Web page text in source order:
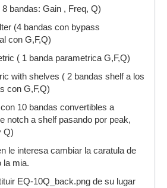
bandas: Gain , Freq, Q)
(4 bandas con bypass
con G,F,Q)
( 1 banda parametrica G,F,Q)
with shelves ( 2 bandas shelf a los
con G,F,Q)
10 bandas convertibles a
notch a shelf pasando por peak,
Q)
le interesa cambiar la caratula de
la mia.
EQ-10Q_back.png de su lugar